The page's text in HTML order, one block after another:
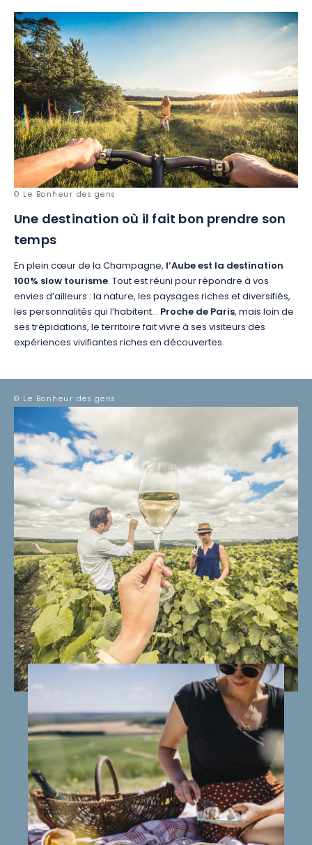
© Le Bonheur des gens
Une destination où il fait bon prendre son
temps
En plein cœur de la Champagne, l’Aube est la destination
100% slow tourisme. Tout est réuni pour répondre à vos
envies d’ailleurs : la nature, les paysages riches et diversifiés,
les personnalités qui l’habitent… Proche de Paris, mais loin de
ses trépidations, le territoire fait vivre à ses visiteurs des
expériences vivifiantes riches en découvertes.
© Le Bonheur des gens